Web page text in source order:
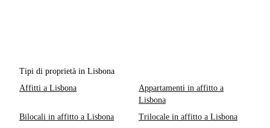
Tipi di proprietà in Lisbona
Affitti a Lisbona
Appartamenti in affitto a
Lisbona
Bilocali in affitto a Lisbona
Trilocale in affitto a Lisbona